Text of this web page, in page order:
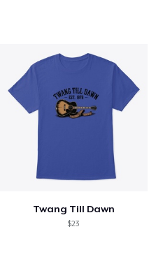
Twang Till Dawn
$23